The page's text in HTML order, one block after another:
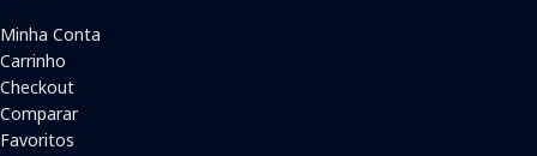
Minha Conta
Carrinho
Checkout
Comparar
Favoritos